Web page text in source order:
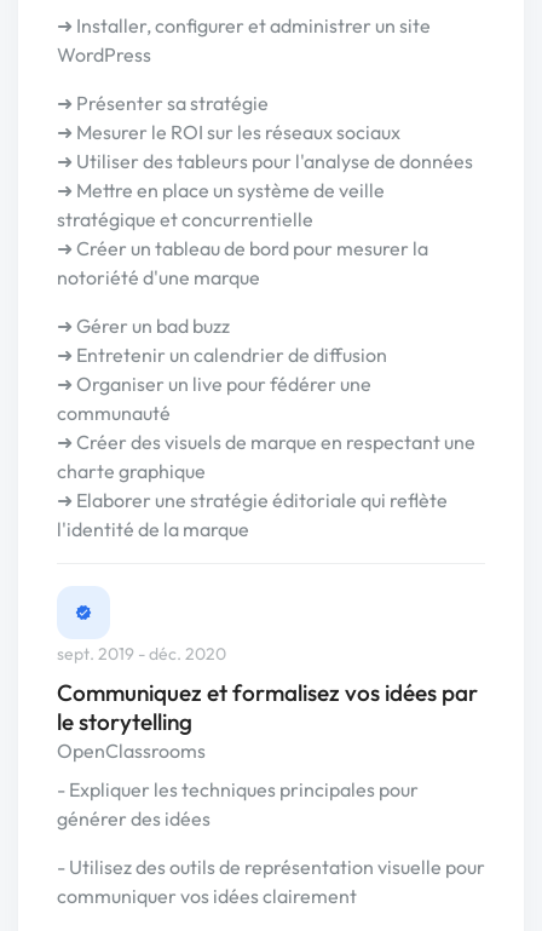
➜ Installer, configurer et administrer un site
WordPress
➜ Présenter sa stratégie
➜ Mesurer le ROI sur les réseaux sociaux
➜ Utiliser des tableurs pour l'analyse de données
➜ Mettre en place un système de veille
stratégique et concurrentielle
➜ Créer un tableau de bord pour mesurer la
notoriété d'une marque
➜ Gérer un bad buzz
➜ Entretenir un calendrier de diffusion
➜ Organiser un live pour fédérer une
communauté
➜ Créer des visuels de marque en respectant une
charte graphique
➜ Elaborer une stratégie éditoriale qui reflète
l'identité de la marque
sept. 2019 - déc. 2020
Communiquez et formalisez vos idées par
le storytelling
OpenClassrooms
- Expliquer les techniques principales pour
générer des idées
- Utilisez des outils de représentation visuelle pour
communiquer vos idées clairement